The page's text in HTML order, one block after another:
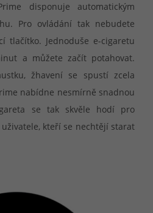
disponuje automatickým
Pro ovládání tak nebudete
tlačítko. Jednoduše e-cigaretu
a můžete začít potahovat.
žhavení se spustí zcela
nabídne nesmírně snadnou
se tak skvěle hodí pro
kteří se nechtějí starat